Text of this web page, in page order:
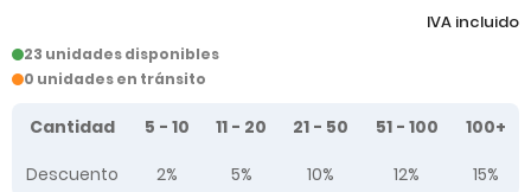
IVA incluido
23 unidades disponibles
0 unidades en tránsito
Tier prices table
Cantidad 5 - 10 11 - 20 21 - 50 51 - 100
100+
Descuento
2% 5% 10% 12% 15%